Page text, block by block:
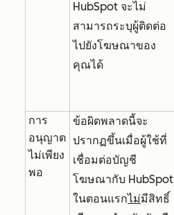
HubSpot จะไม่
สามารถระบุผู้ติดต่อ
ไปยังโฆษณาของ
คุณได้
การ
อนุญาต
ไม่เพียง
พอ
ข้อผิดพลาดนี้จะ
ปรากฏขึ้นเมื่อผู้ใช้ที่
เชื่อมต่อบัญชี
โฆษณากับ HubSpot
ในตอนแรกไม่มีสิทธิ์